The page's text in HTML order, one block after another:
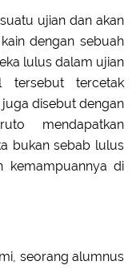
ujian dan akan
dengan sebuah
lulus dalam ujian
tersebut tercetak
disebut dengan
mendapatkan
bukan sebab lulus
kemampuannya di
seorang alumnus